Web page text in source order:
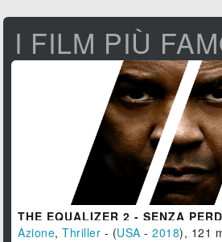
I FILM PIÙ
THE EQUALIZER 2 - SENZA
Azione,Thriller - (USA -2018), 121